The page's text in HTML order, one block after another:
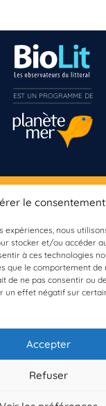
le consentement
nous
stocker et/ou accéder
à ces technologies
que le comportement de
de ne pas consentir ou
un effet négatif sur
Accepter
Refuser
À propos de BioLit
Vos données d'observation
Ressources
Résultats du programme
Contacts
À LA
pas encore inscrit
vous dès